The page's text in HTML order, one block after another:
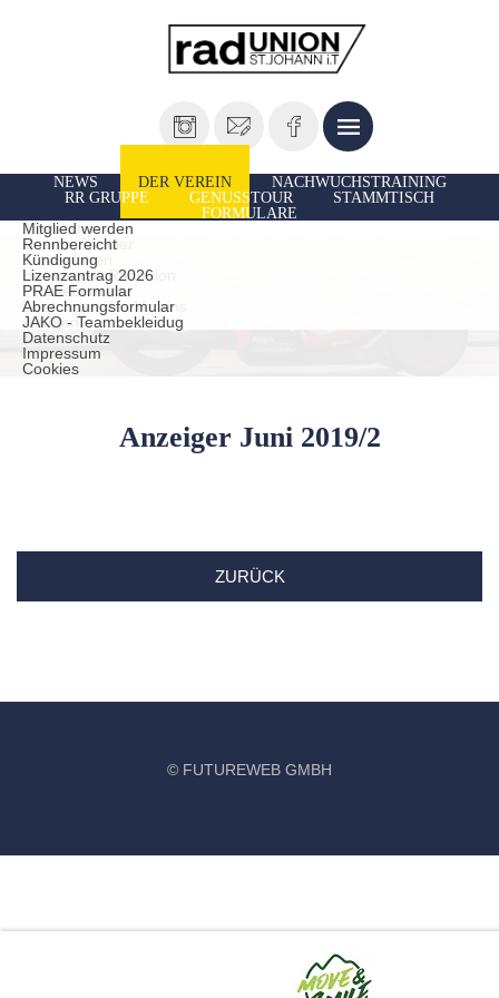
NEWS DER VEREIN
Vorstand
Unsere Sportler
TrainerInnen
Historie der Radunion
Presseberichte
Leistungen des Vereins
statuten
Datenschutz
Impressum
Cookies
NACHWUCHSTRAINING
RR GRUPPE
Ausfahrten
GENUSSTOUR
STAMMTISCH
FORMULARE
Mitglied werden
Rennbereicht
Kündigung
Lizenzantrag 2026
PRAE Formular
Abrechnungsformular
JAKO - Teambekleidug
Anzeiger Juni 2019/2
ZURÜCK
© FUTUREWEB GMBH